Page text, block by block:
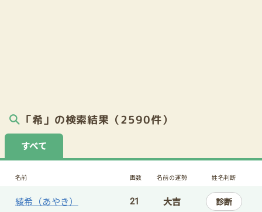
「希」の検索結果（2590件）
すべて
名前 画数 名前の運勢 姓名判断
綾希（あやき） 21 大吉 診断